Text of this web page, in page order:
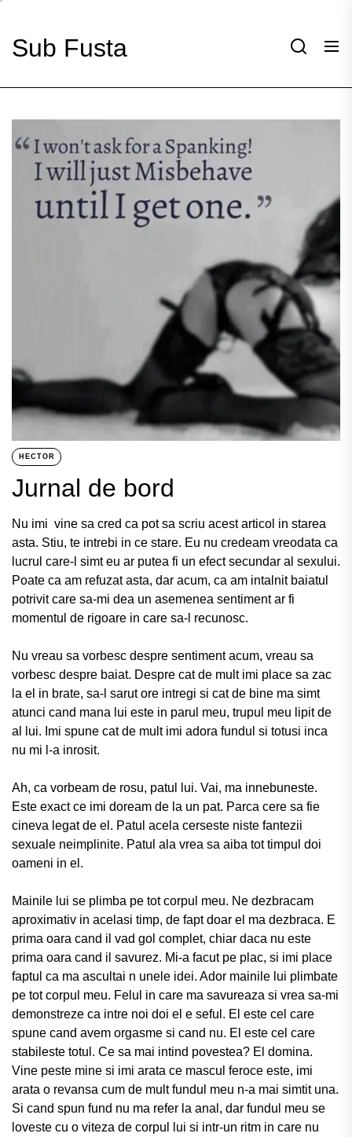
theSub Fusta
HECTOR
Jurnal de bord
Nu imi vine sa cred ca pot sa scriu acest articol in starea
asta. Stiu, te intrebi in ce stare. Eu nu credeam vreodata ca
lucrul care-l simt eu ar putea fi un efect secundar al sexului.
Poate ca am refuzat asta, dar acum, ca am intalnit baiatul
potrivit care sa-mi dea un asemenea sentiment ar fi
momentul de rigoare in care sa-l recunosc.
Nu vreau sa vorbesc despre sentiment acum, vreau sa
vorbesc despre baiat. Despre cat de mult imi place sa zac
la el in brate, sa-l sarut ore intregi si cat de bine ma simt
atunci cand mana lui este in parul meu, trupul meu lipit de
al lui. Imi spune cat de mult imi adora fundul si totusi inca
nu mi l-a inrosit.
Ah, ca vorbeam de rosu, patul lui. Vai, ma innebuneste.
Este exact ce imi doream de la un pat. Parca cere sa fie
cineva legat de el. Patul acela cerseste niste fantezii
sexuale neimplinite. Patul ala vrea sa aiba tot timpul doi
oameni in el.
Mainile lui se plimba pe tot corpul meu. Ne dezbracam
aproximativ in acelasi timp, de fapt doar el ma dezbraca. E
prima oara cand il vad gol complet, chiar daca nu este
prima oara cand il savurez. Mi-a facut pe plac, si imi place
faptul ca ma ascultai n unele idei. Ador mainile lui plimbate
pe tot corpul meu. Felul in care ma savureaza si vrea sa-mi
demonstreze ca intre noi doi el e seful. El este cel care
spune cand avem orgasme si cand nu. El este cel care
stabileste totul. Ce sa mai intind povestea? El domina.
Vine peste mine si imi arata ce mascul feroce este, imi
arata o revansa cum de mult fundul meu n-a mai simtit una.
Si cand spun fund nu ma refer la anal, dar fundul meu se
loveste cu o viteza de corpul lui si intr-un ritm in care nu